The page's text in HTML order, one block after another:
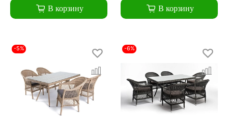
В корзину В корзину
-5% -6%